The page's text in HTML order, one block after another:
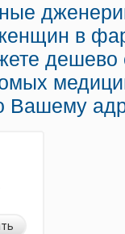
в
Вашему